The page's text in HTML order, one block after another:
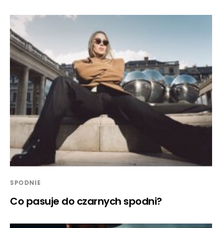
SPODNIE
Co pasuje do czarnych spodni?